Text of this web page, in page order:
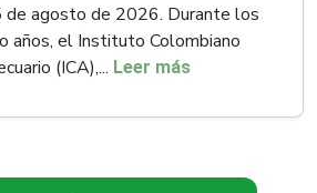
de agosto de 2026. Durante los
años, el Instituto Colombiano
(ICA),... Leer más